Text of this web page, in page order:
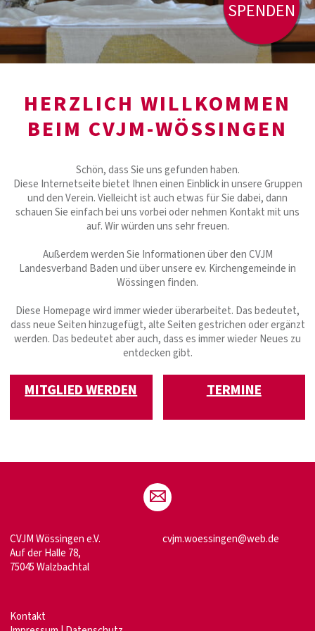
SPENDEN
HERZLICH WILLKOMMEN
BEIM CVJM-WÖSSINGEN
Schön, dass Sie uns gefunden haben.
Diese Internetseite bietet Ihnen einen Einblick in unsere Gruppen
und den Verein. Vielleicht ist auch etwas für Sie dabei, dann
schauen Sie einfach bei uns vorbei oder nehmen Kontakt mit uns
auf. Wir würden uns sehr freuen.
Außerdem werden Sie Informationen über den CVJM
Landesverband Baden und über unsere ev. Kirchengemeinde in
Wössingen finden.
Diese Homepage wird immer wieder überarbeitet. Das bedeutet,
dass neue Seiten hinzugefügt, alte Seiten gestrichen oder ergänzt
werden. Das bedeutet aber auch, dass es immer wieder Neues zu
entdecken gibt.
MITGLIED WERDEN TERMINE
CVJM Wössingen e.V.
Auf der Halle 78,
75045 Walzbachtal
cvjm.woessingen@web.de
Kontakt